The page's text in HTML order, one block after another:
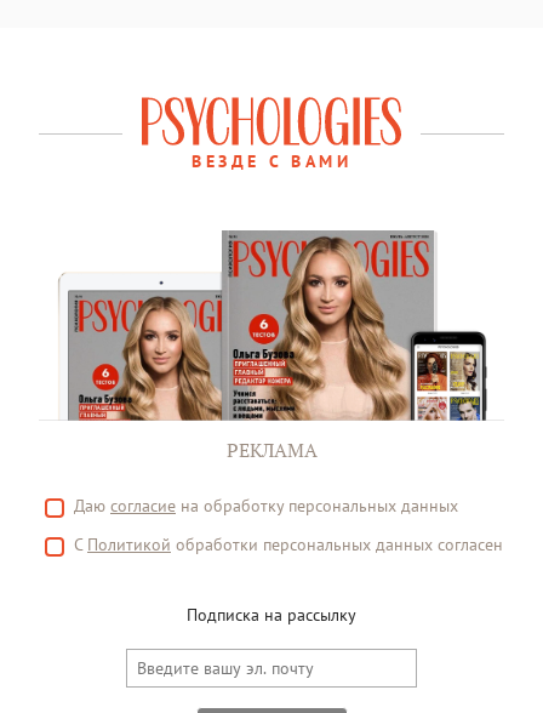
ВЕЗДЕ С ВАМИ
РЕКЛАМА
Даю согласие на обработку персональных данных
С Политикой обработки персональных данных согласен
Подписка на рассылку